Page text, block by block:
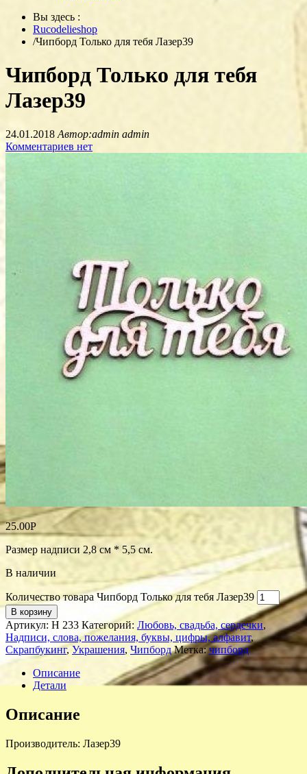
Вы здесь :
Rucodelieshop
/Чипборд Только для тебя Лазер39
Чипборд Только для тебя
Лазер39
24.01.2018 Автор:admin admin
Комментариев нет
25.00Р
Размер надписи 2,8 см * 5,5 см.
В наличии
Количество товара Чипборд Только для тебя Лазер39
В корзину
Артикул: Н 233 Категорий: Любовь, свадьба, сердечки,
Надписи, слова, пожелания, буквы, цифры, алфавит,
Скрапбукинг, Украшения, Чипборд Метка:чипборд
Описание
Детали
Описание
Производитель: Лазер39